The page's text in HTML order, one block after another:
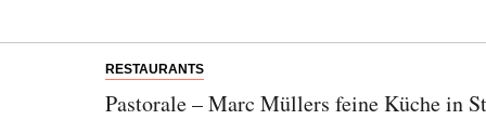
RESTAURANTS
Pastorale – Marc Müllers feine Küche in